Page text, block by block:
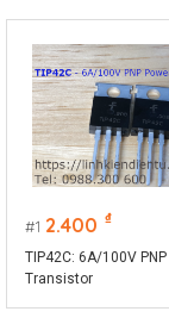
1 2.400 ₫
TIP42C: 6A/100V
Transistor